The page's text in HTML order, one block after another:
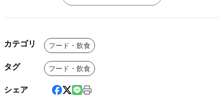
カテゴリ フード・飲食
タグ フード・飲食
シェア